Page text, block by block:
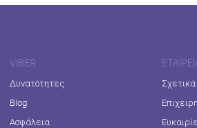
VIBER
Δυνατότητες
Blog
Ασφάλεια